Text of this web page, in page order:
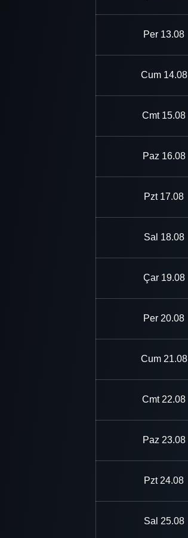
Per 13.08
Cum 14.08
Cmt 15.08
Paz 16.08
Pzt 17.08
Sal 18.08
Çar 19.08
Per 20.08
Cum 21.08
Cmt 22.08
Paz 23.08
Pzt 24.08
Sal 25.08